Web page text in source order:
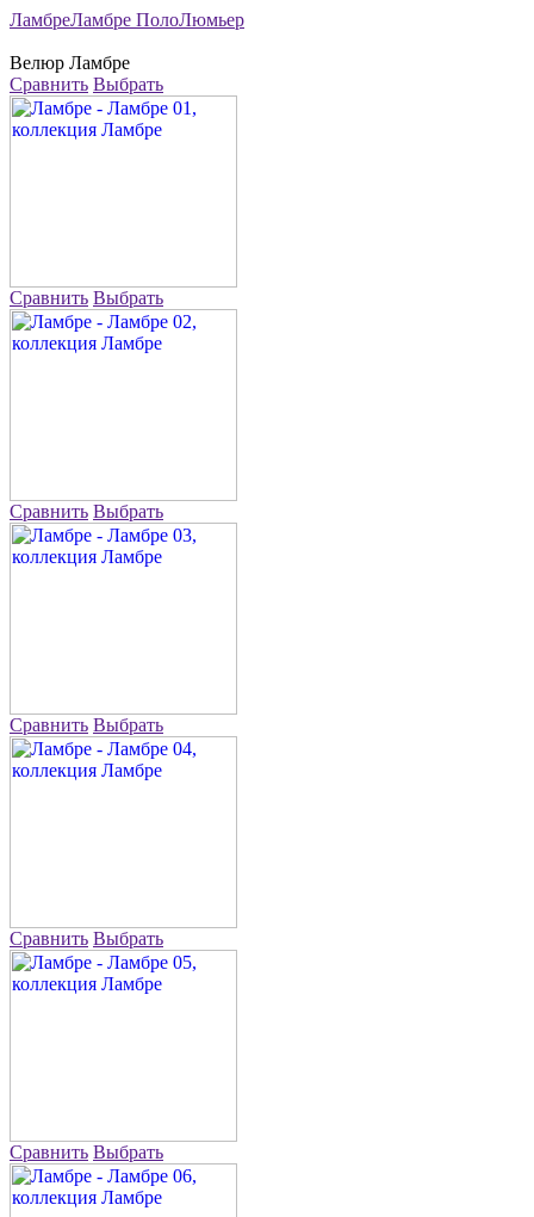
ЛамбреЛамбре ПолоЛюмьер
Велюр Ламбре
Сравнить Выбрать
Сравнить Выбрать
Сравнить Выбрать
Сравнить Выбрать
Сравнить Выбрать
Сравнить Выбрать